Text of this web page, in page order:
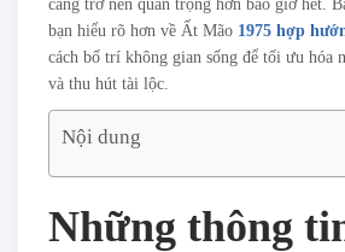
càng trở nên quan trọng hơn bao giờ hết.
bạn hiểu rõ hơn về Ất Mão 1975 hợp
cách bố trí không gian sống để tối ưu hóa
và thu hút tài lộc.
Nội dung
Những thông